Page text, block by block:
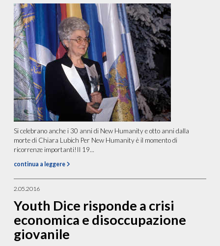
Si celebrano anche i 30 anni di New Humanity e otto anni dalla
morte di Chiara Lubich Per New Humanity è il momento di
ricorrenze importanti!Il 19...
continua a leggere
2.05.2016
Youth Dice risponde a crisi
economica e disoccupazione
giovanile